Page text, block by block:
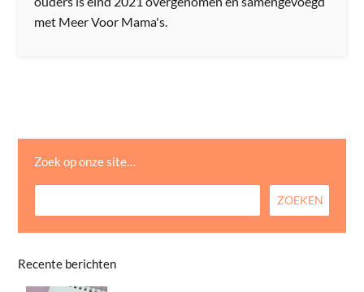
met Meer Voor Mama's.
Zoek op onze site…
Recente berichten